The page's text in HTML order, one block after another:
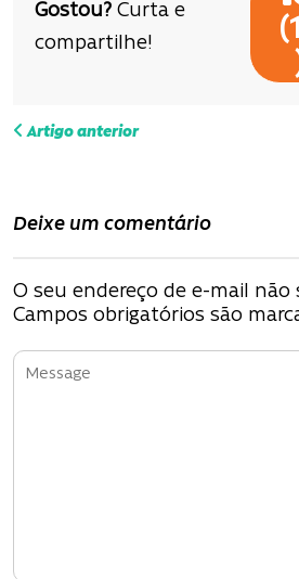
Gostou? Curta e
compartilhe!
(
N
v
g
a
ç
Artigo anterior
Deixe um comentário
O seu endereço de e-mail não
Campos obrigatórios são